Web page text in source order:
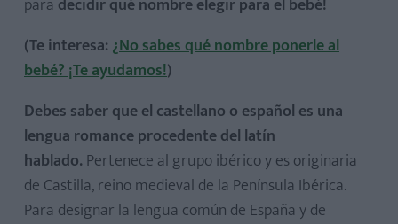
para decidir qué nombre elegir para el bebé!
(Te interesa: ¿No sabes qué nombre ponerle al
bebé? ¡Te ayudamos!)
Debes saber que el castellano o español es una
lengua romance procedente del latín
hablado. Pertenece al grupo ibérico y es originaria
de Castilla, reino medieval de la Península Ibérica.
Para designar la lengua común de España y de